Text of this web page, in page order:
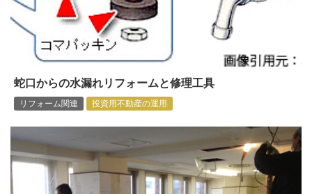
蛇口からの水漏れリフォームと修理工具
リフォーム関連 投資用不動産の運用